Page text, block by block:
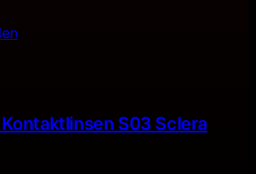
S03 Sclera